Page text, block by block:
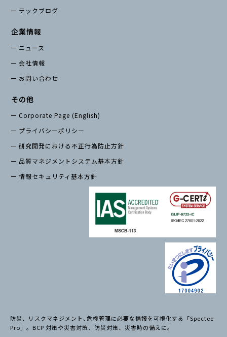
テックブログ
企業情報
ニュース
会社情報
お問い合わせ
その他
Corporate Page (English)
プライバシーポリシー
研究開発における不正行為防止方針
品質マネジメントシステム基本方針
情報セキュリティ基本方針
防災、リスクマネジメント､危機管理に必要な情報を可視化する「Spectee
Pro」。BCP 対策や災害対策、防災対策、災害時の備えに。